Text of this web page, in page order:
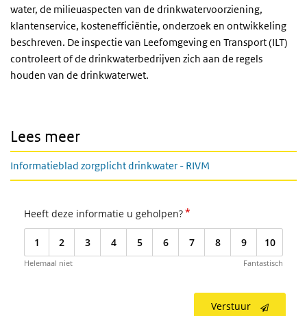
water, de milieuaspecten van de drinkwatervoorziening,
klantenservice, kostenefficiëntie, onderzoek en ontwikkeling
beschreven. De inspectie van Leefomgeving en Transport (ILT)
controleert of de drinkwaterbedrijven zich aan de regels
houden van de drinkwaterwet.
Lees meer
Informatieblad zorgplicht drinkwater - RIVM
Heeft deze informatie u geholpen?*
1 2 3 4 5 6 7 8 9 10
Helemaal niet Fantastisch
Verstuur